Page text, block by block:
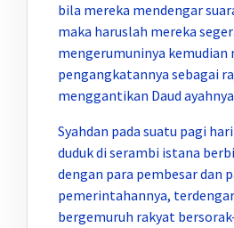
bila mereka mendengar
maka haruslah mereka
mengerumuninya kemudian
pengangkatannya sebagai
menggantikan Daud
Syahdan pada suatu pagi
duduk di serambi istana
dengan para pembesar dan
pemerintahannya,
bergemuruh rakyat